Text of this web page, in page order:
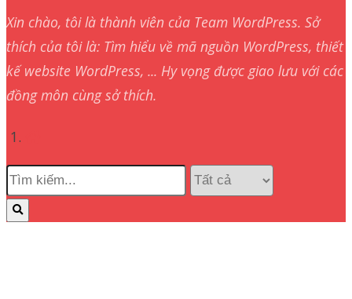
Xin chào, tôi là thành viên của Team WordPress. Sở
thích của tôi là: Tìm hiểu về mã nguồn WordPress, thiết
kế website WordPress, ... Hy vọng được giao lưu với các
đồng môn cùng sở thích.